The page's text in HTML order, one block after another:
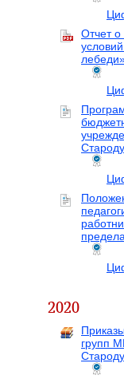
Отчет о
2020
групп